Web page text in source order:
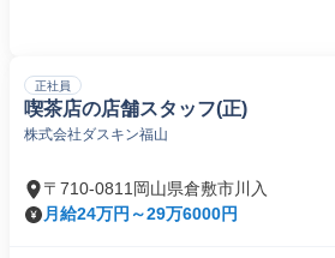
正社員
喫茶店の店舗スタッフ(正)
株式会社ダスキン福山
〒710-0811岡山県倉敷市川入
月給24万円～29万6000円